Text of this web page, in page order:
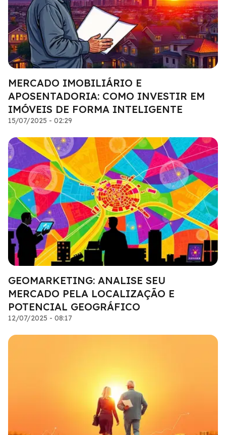
MERCADO IMOBILIÁRIO E
APOSENTADORIA: COMO INVESTIR EM
IMÓVEIS DE FORMA INTELIGENTE
15/07/2025 - 02:29
GEOMARKETING: ANALISE SEU
MERCADO PELA LOCALIZAÇÃO E
POTENCIAL GEOGRÁFICO
12/07/2025 - 08:17